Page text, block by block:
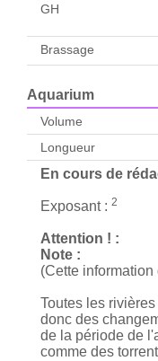
GH
Brassage
Aquarium
Volume
Longueur
En cours de
Exposant : 2
Attention ! :
Note :
(Cette
Toutes les
donc des
de la période de
comme des